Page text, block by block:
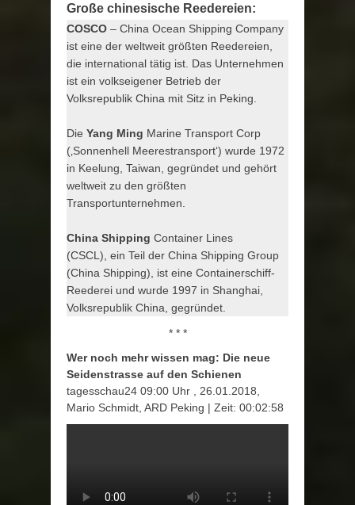
Große chinesische Reedereien:
COSCO – China Ocean Shipping Company
ist eine der weltweit größten Reedereien,
die international tätig ist. Das Unternehmen
ist ein volkseigener Betrieb der
Volksrepublik China mit Sitz in Peking.
Die Yang Ming Marine Transport Corp
(‚Sonnenhell Meerestransport‘) wurde 1972
in Keelung, Taiwan, gegründet und gehört
weltweit zu den größten
Transportunternehmen.
China Shipping Container Lines
(CSCL), ein Teil der China Shipping Group
(China Shipping), ist eine Containerschiff-
Reederei und wurde 1997 in Shanghai,
Volksrepublik China, gegründet.
* * *
Wer noch mehr wissen mag: Die neue
Seidenstrasse auf den Schienen
tagesschau24 09:00 Uhr , 26.01.2018,
Mario Schmidt, ARD Peking | Zeit: 00:02:58